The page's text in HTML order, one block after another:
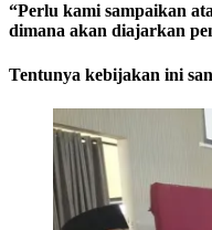
“Perlu kami sampaikan
dimana akan diajarkan
Tentunya kebijakan ini